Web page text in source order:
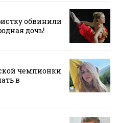
обвинили
дочь!
чемпионки
в